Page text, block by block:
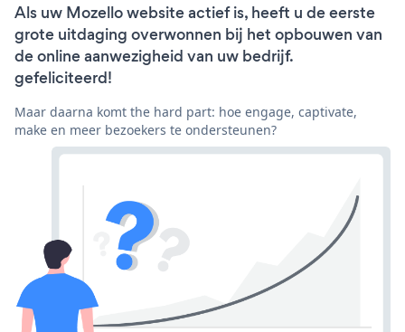
Als uw Mozello website actief is, heeft u de eerste
grote uitdaging overwonnen bij het opbouwen van
de online aanwezigheid van uw bedrijf.
gefeliciteerd!
Maar daarna komt the hard part: hoe engage, captivate,
make en meer bezoekers te ondersteunen?